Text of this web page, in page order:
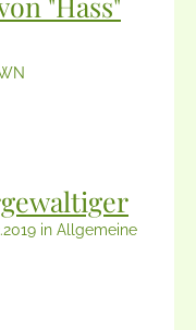
in Allgemeine